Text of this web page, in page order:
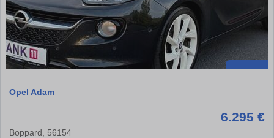
Opel Adam
6.295 €
Boppard, 56154